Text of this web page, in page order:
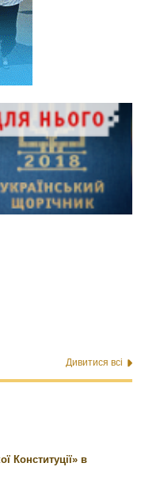
Дивитися всі
Конституції» в